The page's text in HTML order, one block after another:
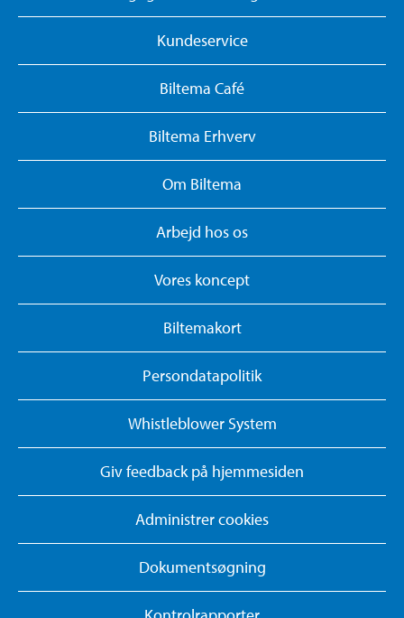
Kundeservice
Biltema Café
Biltema Erhverv
Om Biltema
Arbejd hos os
Vores koncept
Biltemakort
Persondatapolitik
Whistleblower System
Giv feedback på hjemmesiden
Administrer cookies
Dokumentsøgning